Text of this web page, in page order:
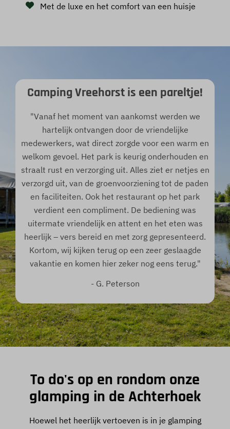
Met de luxe en het comfort van een huisje
Camping Vreehorst is een pareltje!
"Vanaf het moment van aankomst werden we
hartelijk ontvangen door de vriendelijke
medewerkers, wat direct zorgde voor een warm en
welkom gevoel. Het park is keurig onderhouden en
straalt rust en verzorging uit. Alles ziet er netjes en
verzorgd uit, van de groenvoorziening tot de paden
en faciliteiten. Ook het restaurant op het park
verdient een compliment. De bediening was
uitermate vriendelijk en attent en het eten was
heerlijk – vers bereid en met zorg gepresenteerd.
Kortom, wij kijken terug op een zeer geslaagde
vakantie en komen hier zeker nog eens terug."
- G. Peterson
To do's op en rondom onze
glamping in de Achterhoek
Hoewel het heerlijk vertoeven is in je glamping